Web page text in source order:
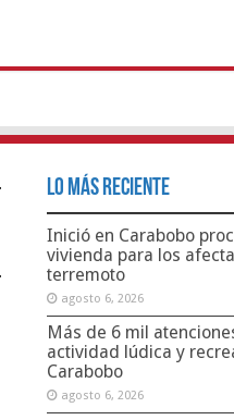
Lo Más Reciente
Inició en Carabobo
vivienda para los
terremoto
agosto 6, 2026
Más de 6 mil
actividad lúdica y
Carabobo
agosto 6, 2026